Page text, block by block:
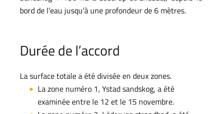
bord de l’eau jusqu’à une profondeur de 6 mètres.
Durée de l’accord
La surface totale a été divisée en deux zones.
La zone numéro 1, Ystad sandskog, a été
examinée entre le 12 et le 15 novembre.